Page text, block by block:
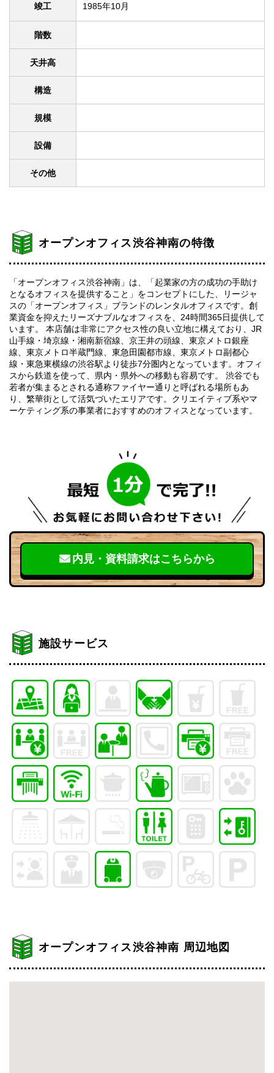
竣工 1985年10月
階数
天井高
構造
規模
設備
その他
オープンオフィス渋谷神南の特徴
「オープンオフィス渋谷神南」は、「起業家の方の成功の手助け
となるオフィスを提供すること」をコンセプトにした、リージャ
スの「オープンオフィス」ブランドのレンタルオフィスです。創
業資金を抑えたリーズナブルなオフィスを、24時間365日提供して
います。 本店舗は非常にアクセス性の良い立地に構えており、JR
山手線・埼京線・湘南新宿線、京王井の頭線、東京メトロ銀座
線、東京メトロ半蔵門線、東急田園都市線、東京メトロ副都心
線・東急東横線の渋谷駅より徒歩7分圏内となっています。オフィ
スから鉄道を使って、県内・県外への移動も容易です。 渋谷でも
若者が集まるとされる通称ファイヤー通りと呼ばれる場所もあ
り、繁華街として活気づいたエリアです。クリエイティブ系やマ
ーケティング系の事業者におすすめのオフィスとなっています。
内見・資料請求はこちらから
施設サービス
オープンオフィス渋谷神南 周辺地図